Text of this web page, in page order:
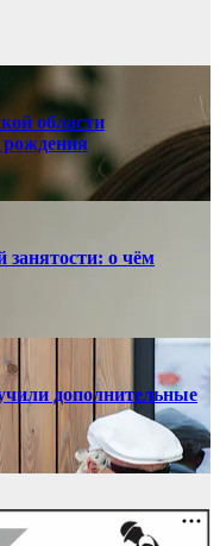
области
рождения
занятости: о чём
дополнительные